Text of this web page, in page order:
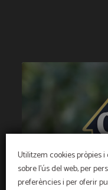
Utilitzem cookies pròpies
sobre l'ús del web, per
preferències i per oferir